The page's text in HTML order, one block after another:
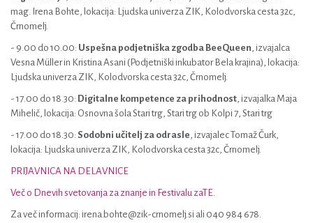
mag. Irena Bohte, lokacija: Ljudska univerza ZIK, Kolodvorska cesta 32c,
Črnomelj.
- 9.00 do 10.00: Uspešna podjetniška zgodba BeeQueen, izvajalca
Vesna Müller in Kristina Asani (Podjetniški inkubator Bela krajina), lokacija:
Ljudska univerza ZIK, Kolodvorska cesta 32c, Črnomelj.
- 17.00 do 18.30: Digitalne kompetence za prihodnost, izvajalka Maja
Mihelič, lokacija: Osnovna šola Stari trg, Stari trg ob Kolpi 7, Stari trg
- 17.00 do 18.30: Sodobni učitelj za odrasle, izvajalec Tomaž Čurk,
lokacija: Ljudska univerza ZIK, Kolodvorska cesta 32c, Črnomelj.
PRIJAVNICA NA DELAVNICE
Več o Dnevih svetovanja za znanje in Festivalu zaTE.
Za več informacij: irena.bohte@zik-crnomelj.si ali 040 984 678.